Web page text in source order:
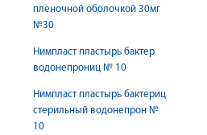
пленочной оболочкой 30мг
№30
Нимпласт пластырь бактер
водонепрониц № 10
Нимпласт пластырь бактериц
стерильный водонепрон №
10